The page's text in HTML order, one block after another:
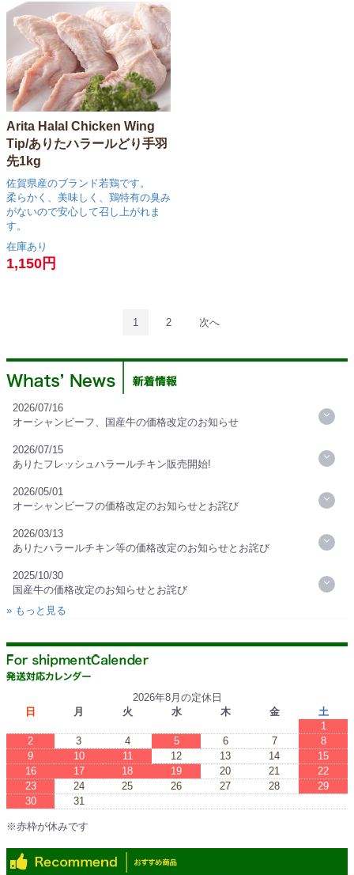
Arita Halal Chicken Wing
Tip/ありたハラールどり手羽
先1kg
佐賀県産のブランド若鶏です。
柔らかく、美味しく、鶏特有の臭み
がないので安心して召し上がれま
す。
在庫あり
1,150円
1 2 次へ
2026/07/16
オーシャンビーフ、国産牛の価格改定のお知らせ
2026/07/15
ありたフレッシュハラールチキン販売開始!
2026/05/01
オーシャンビーフの価格改定のお知らせとお詫び
2026/03/13
ありたハラールチキン等の価格改定のお知らせとお詫び
2025/10/30
国産牛の価格改定のお知らせとお詫び
» もっと見る
2026年8月の定休日
日
月 火 水 木 金
土
1
2
3 4 5 6 7
8
9
10 11 12 13 14
15
16
17 18 19 20 21
22
23
24 25 26 27 28
29
30
31
※赤枠が休みです